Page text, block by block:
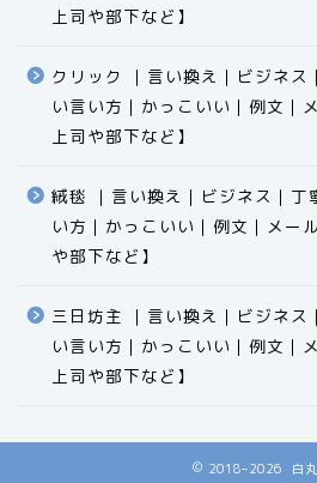
上司や部下など】​​​​​​​​​​​​​​​​
クリック ｜言い換え｜ビジネス
い言い方｜かっこいい｜例文｜
上司や部下など】​​​​​​​​​​​​​​​​
絨毯 ｜言い換え｜ビジネス｜丁
い方｜かっこいい｜例文｜メー
や部下など】​​​​​​​​​​​​​​​​
三日坊主 ｜言い換え｜ビジネス
い言い方｜かっこいい｜例文｜
上司や部下など】​​​​​​​​​​​​​​​​
2018–2026 白